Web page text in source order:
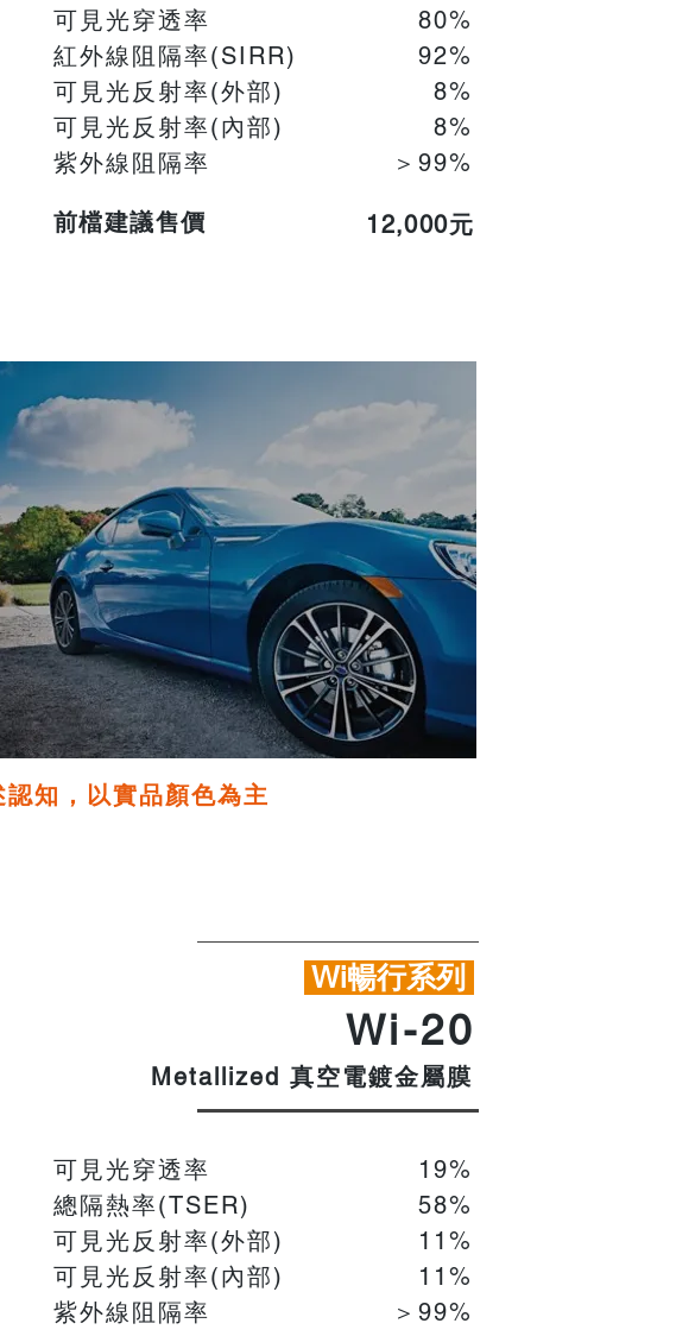
可見光穿透率
紅外線阻隔率(SIRR)
可見光反射率(外部)
可見光反射率(內部)
紫外線阻隔率
80%
92%
8%
​8%
＞99%
前檔建議售價 12,000元
認知，以實品顏色為主
Wi-20
Wi暢行系列
Metallized 真空電鍍金屬膜
可見光穿透率
總隔熱率(TSER)
可見光反射率(外部)
可見光反射率(內部)
紫外線阻隔率
19%
58%
11%
​11%
＞99%